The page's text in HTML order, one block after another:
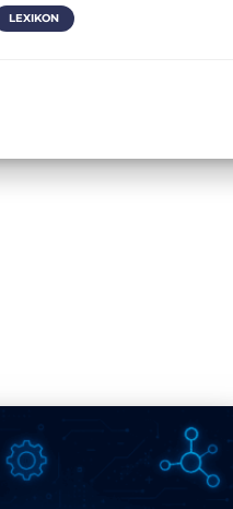
LEXIKON